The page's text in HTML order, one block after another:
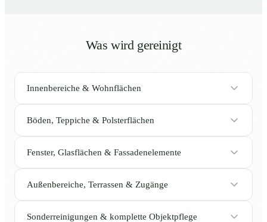
Was wird gereinigt
Innenbereiche & Wohnflächen
Böden, Teppiche & Polsterflächen
Fenster, Glasflächen & Fassadenelemente
Außenbereiche, Terrassen & Zugänge
Sonderreinigungen & komplette Objektpflege